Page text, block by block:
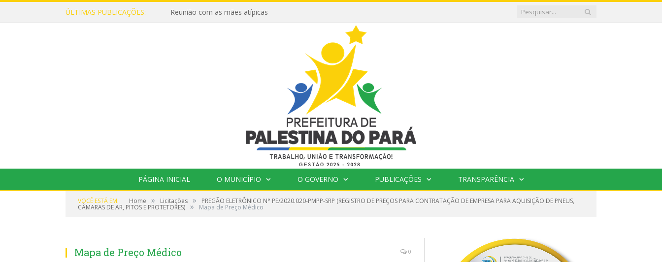
ÚLTIMAS PUBLICAÇÕES: Reunião com as mães atípicas
PÁGINA INICIAL O MUNICÍPIO O GOVERNO PUBLICAÇÕES TRANSPARÊNCIA
VOCÊ ESTÁ EM: Home » Licitações » PREGÃO ELETRÔNICO N° PE/2020.020-PMPP-SRP (REGISTRO DE PREÇOS PARA CONTRATAÇÃO DE EMPRESA PARA AQUISIÇÃO DE PNEUS,
CÂMARAS DE AR, PITOS E PROTETORES) » Mapa de Preço Médico
Mapa de Preço Médico 0